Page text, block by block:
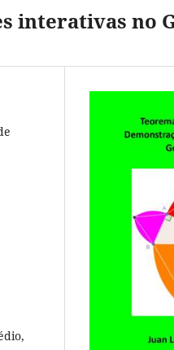
interativas no